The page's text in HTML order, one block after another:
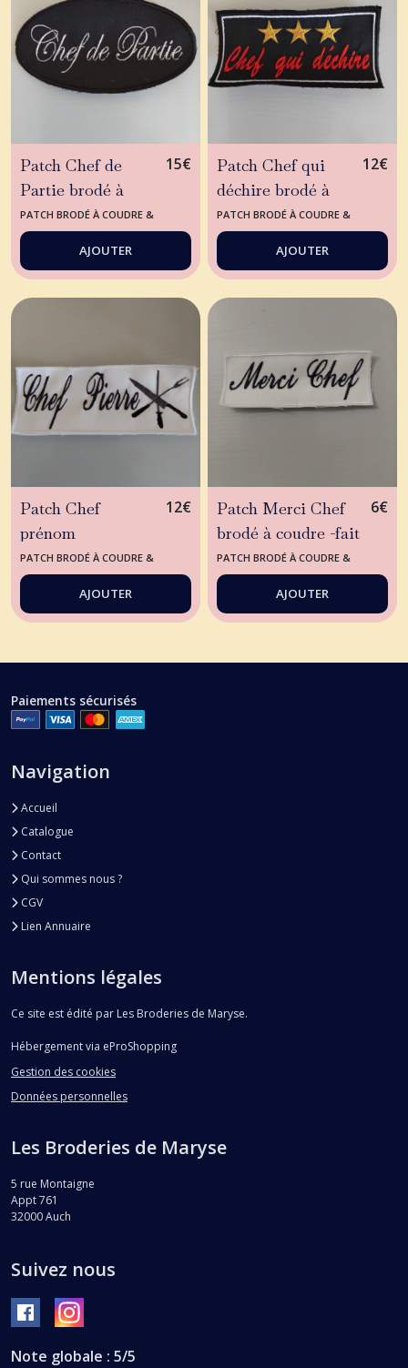
Patch Chef de
Partie brodé à
coudre -customisé-
création en
couture- brodé en
vêtement de
cuisine
15€
PATCH BRODÉ À COUDRE &
PERSONNALISÉ
AJOUTER
Patch Chef qui
déchire brodé à
coudre - fait en
france-broderie
chef qui déchire-
chef qui déchire-
fabrication
12€
PATCH BRODÉ À COUDRE &
PERSONNALISÉ
AJOUTER
Patch Chef
prénom
personnalisé
brodé à coudre-
vêtement de
customisé-création
couture -broderie
écusson chef
personnalisé-idée
cadeau
12€
PATCH BRODÉ À COUDRE &
PERSONNALISÉ
AJOUTER
Patch Merci Chef
brodé à coudre -fait
en france-
customisé-vêtement
de cuisine-
6€
PATCH BRODÉ À COUDRE &
PERSONNALISÉ
AJOUTER
Paiements sécurisés
Navigation
Accueil
Catalogue
Contact
Qui sommes nous ?
CGV
Lien Annuaire
Mentions légales
Ce site est édité par Les Broderies de Maryse.
Hébergement via eProShopping
Gestion des cookies
Données personnelles
Les Broderies de Maryse
5 rue Montaigne
Appt 761
32000Auch
Suivez nous
Note globale : 5/5